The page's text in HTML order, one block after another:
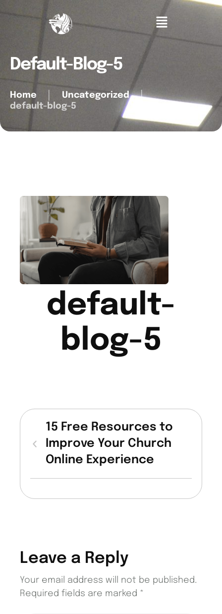
Default-Blog-5
Home Uncategorized
│
default-blog-5
default-
blog-5
15 Free Resources to
Improve Your Church
Online Experience
Leave a Reply
Your email address will not be published.
Required fields are marked *